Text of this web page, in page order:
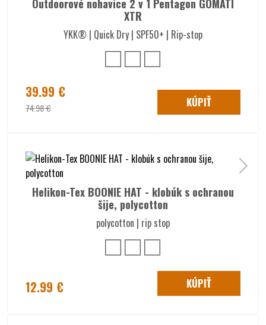
Outdoorové nohavice 2 v 1 Pentagon GOMATI
XTR
YKK® | Quick Dry | SPF50+ | Rip-stop
39.99 €
74.98 € KÚPIŤ
Helikon-Tex BOONIE HAT - klobúk s ochranou
šije, polycotton
polycotton | rip stop
12.99 € KÚPIŤ